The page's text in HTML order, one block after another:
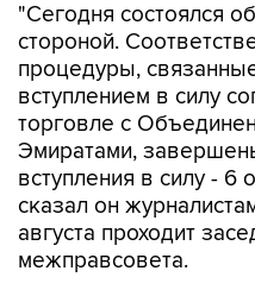
"Сегодня состоялся
стороной.
процедуры,
вступлением в силу
торговле с
Эмиратами,
вступления в силу - 6
сказал он
августа проходит
межправсовета.